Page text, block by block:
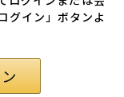
グイン」ボタンよ